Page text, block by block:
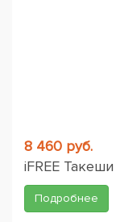
8 460 руб.
iFREE
Подробнее